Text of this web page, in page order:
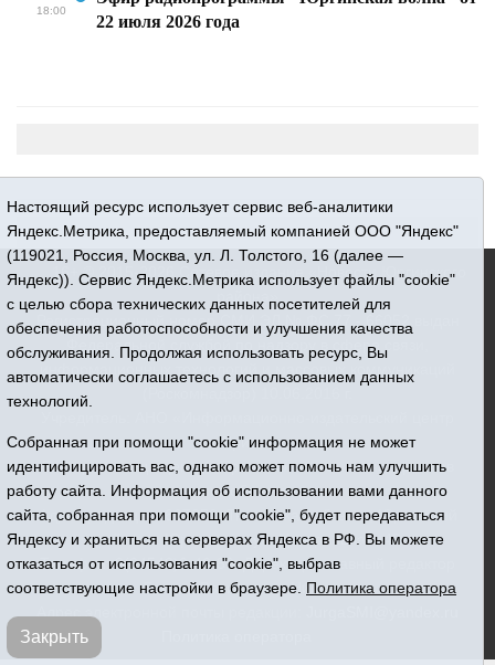
18:00
22 июля 2026 года
16+ © 2015-2026 Сетевое издание «Новости Юргинского
Регистрационный номер СМИ ЭЛ № ФС 77 - 66052 выдан
Федеральной службой по надзору в сфере связи,
«Призыв»
Все права защищены © При использовании материалов
ссылка обязательна
Адрес редакции: 627250, Тюменская область, Юргинский
район, с. Юргинское, ул. Центральная, 49
Телефон: 8(34543)2-46-89. Директор - главный редактор
Галина Васильевна Ниязова
Настоящий ресурс использует сервис веб-аналитики
Яндекс.Метрика, предоставляемый компанией ООО "Яндекс"
(119021, Россия, Москва, ул. Л. Толстого, 16 (далее —
Яндекс)). Сервис Яндекс.Метрика использует файлы "cookie"
с целью сбора технических данных посетителей для
обеспечения работоспособности и улучшения качества
обслуживания. Продолжая использовать ресурс, Вы
автоматически соглашаетесь с использованием данных
технологий.
Собранная при помощи "cookie" информация не может
идентифицировать вас, однако может помочь нам улучшить
работу сайта. Информация об использовании вами данного
сайта, собранная при помощи "cookie", будет передаваться
Яндексу и храниться на серверах Яндекса в РФ. Вы можете
отказаться от использования "cookie", выбрав
соответствующие настройки в браузере. Политика оператора
Закрыть